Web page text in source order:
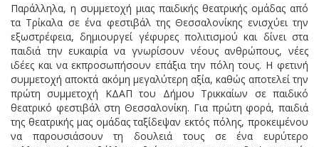
Παράλληλα, η συμμετοχή μιας παιδικής θεατρικής ομάδας από
τα Τρίκαλα σε ένα φεστιβάλ της Θεσσαλονίκης ενισχύει την
εξωστρέφεια, δημιουργεί γέφυρες πολιτισμού και δίνει στα
παιδιά την ευκαιρία να γνωρίσουν νέους ανθρώπους, νέες
ιδέες και να εκπροσωπήσουν επάξια την πόλη τους. Η φετινή
συμμετοχή αποκτά ακόμη μεγαλύτερη αξία, καθώς αποτελεί την
πρώτη συμμετοχή ΚΔΑΠ του Δήμου Τρικκαίων σε παιδικό
θεατρικό φεστιβάλ στη Θεσσαλονίκη. Για πρώτη φορά, παιδιά
της θεατρικής μας ομάδας ταξίδεψαν εκτός πόλης, προκειμένου
να παρουσιάσουν τη δουλειά τους σε ένα ευρύτερο